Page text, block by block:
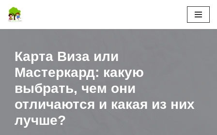
content
Карта Виза или
Мастеркард: какую
выбрать, чем они
отличаются и какая из них
лучше?